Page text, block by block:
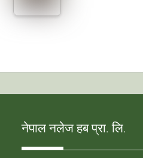
नेपाल नलेज हब प्रा. लि.